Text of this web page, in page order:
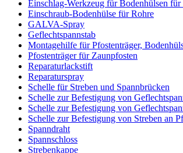
Einschlag-Werkzeug für Bodenhülsen für
Einschraub-Bodenhülse für Rohre
GALVA-Spray
Geflechtspannstab
Montagehilfe für Pfostenträger,
Pfostenträger für Zaunpfosten
Reparaturlackstift
Reparaturspray
Schelle für Streben und Spannbrücken
Schelle zur Befestigung von
Schelle zur Befestigung von
Schelle zur Befestigung von Streben an
Spanndraht
Spannschloss
Strebenkappe